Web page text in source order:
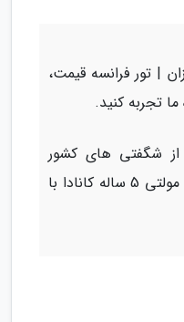
| تور فرانسه قیمت،
ما تجربه کنید.
از شگفتی های کشور
زیبای کانادا و دریافت ویزای مولتی 5 ساله کانادا با